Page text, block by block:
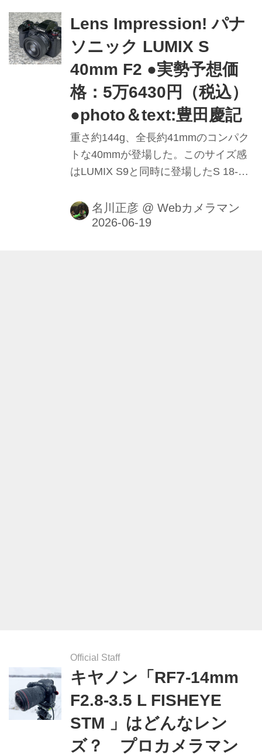
Lens Impression! パナ
ソニック LUMIX S
40mm F2 ●実勢予想価
格：5万6430円（税込）
●photo＆text:豊田慶記
重さ約144g、全長約41mmのコンパク
トな40mmが登場した。このサイズ感
はLUMIX S9と同時に登場したS 18-
クトサイズながらマイナス10℃の耐低
温と防塵・防滴のタフネス仕様とレン
名川正彦 @ Webカメラマン
Official Staff
キヤノン「RF7-14mm
F2.8-3.5 L FISHEYE
STM 」はどんなレン
ズ？ プロカメラマン